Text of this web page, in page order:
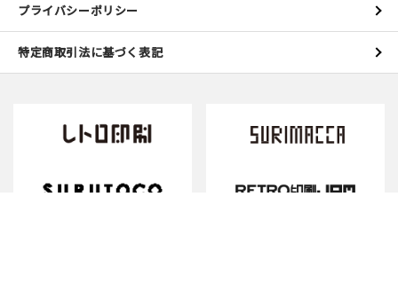
プライバシーポリシー
特定商取引法に基づく表記